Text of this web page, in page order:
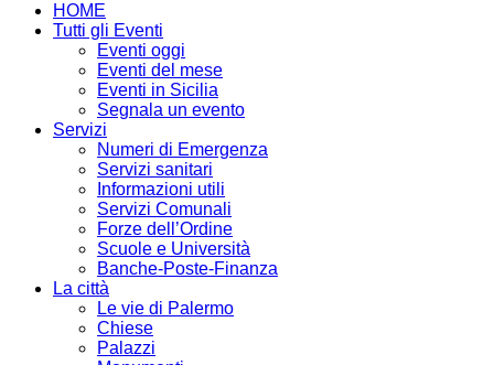
HOME
Tutti gli Eventi
Eventi oggi
Eventi del mese
Eventi in Sicilia
Segnala un evento
Servizi
Numeri di Emergenza
Servizi sanitari
Informazioni utili
Servizi Comunali
Forze dell’Ordine
Scuole e Università
Banche-Poste-Finanza
La città
Le vie di Palermo
Chiese
Palazzi